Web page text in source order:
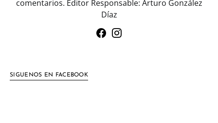
comentarios. Editor Responsable: Arturo González
Díaz
SIGUENOS EN FACEBOOK